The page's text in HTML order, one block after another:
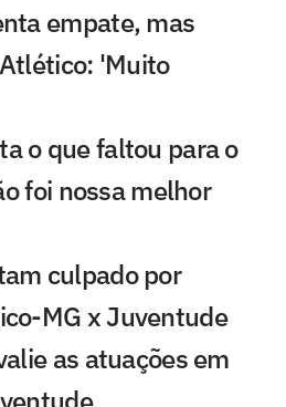
empate, mas
'Muito
o que faltou para o
foi nossa melhor
culpado por
MG x Juventude
as atuações em